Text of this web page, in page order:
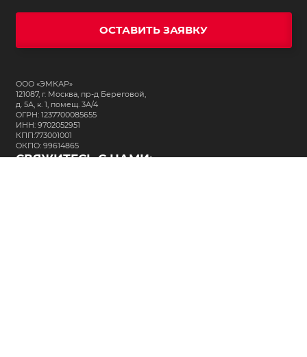
ОСТАВИТЬ ЗАЯВКУ
ООО «ЭМКАР»
121087, г. Москва, пр-д Береговой,
д. 5А, к. 1, помещ. 3А/4
ОГРН: 1237700085655
ИНН: 9702052951
КПП:773001001
ОКПО: 99614865
СВЯЖИТЕСЬ С НАМИ: